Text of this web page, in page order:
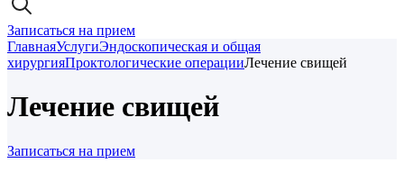
Записаться на прием
ГлавнаяУслугиЭндоскопическая и общая
хирургияПроктологические операцииЛечение свищей
Лечение свищей
Записаться на прием